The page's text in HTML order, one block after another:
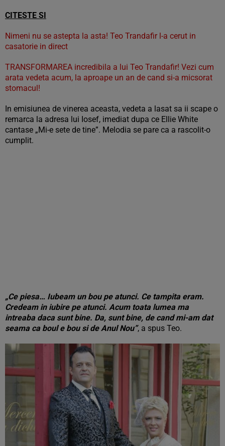
CITESTE SI
Nimeni nu se astepta la asta! Teo Trandafir l-a cerut in
casatorie in direct
TRANSFORMAREA incredibila a lui Teo Trandafir! Vezi cum
arata vedeta acum, la aproape un an de cand si-a micsorat
stomacul!
In emisiunea de vinerea aceasta, vedeta a lasat sa ii scape o
remarca la adresa lui Iosef, imediat dupa ce Ellie White
cantase „Mi-e sete de tine”. Melodia se pare ca a rascolit-o
cumplit.
„Ce piesa… Iubeam un bou pe atunci. Ce tampita eram.
Credeam in iubire pe atunci. Acum toata lumea ma
intreaba daca sunt bine. Da, sunt bine, de cand mi-am dat
seama ca boul e bou si de Anul Nou”, a spus Teo.